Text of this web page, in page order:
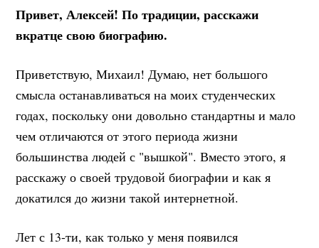
Привет, Алексей! По традиции, расскажи
вкратце свою биографию.
Приветствую, Михаил! Думаю, нет большого
смысла останавливаться на моих студенческих
годах, поскольку они довольно стандартны и мало
чем отличаются от этого периода жизни
большинства людей с "вышкой". Вместо этого, я
расскажу о своей трудовой биографии и как я
докатился до жизни такой интернетной.
Лет с 13-ти, как только у меня появился